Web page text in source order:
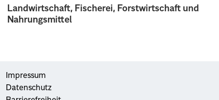
Landwirtschaft, Fischerei, Forstwirtschaft und
Nahrungsmittel
Impressum
Datenschutz